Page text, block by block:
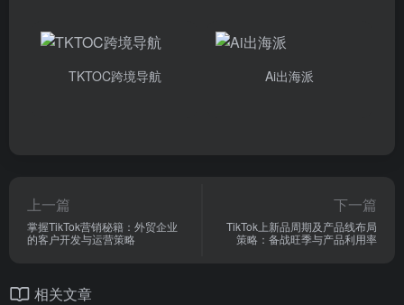
TKTOC跨境导航 Ai出海派
上一篇
掌握TikTok营销秘籍：外贸企业
的客户开发与运营策略
下一篇
TikTok上新品周期及产品线布局
策略：备战旺季与产品利用率
相关文章